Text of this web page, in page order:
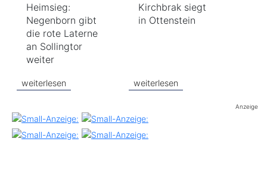
Heimsieg:
Negenborn gibt
die rote Laterne
an Sollingtor
weiter
weiterlesen
Kirchbrak siegt
in Ottenstein
weiterlesen
Anzeige